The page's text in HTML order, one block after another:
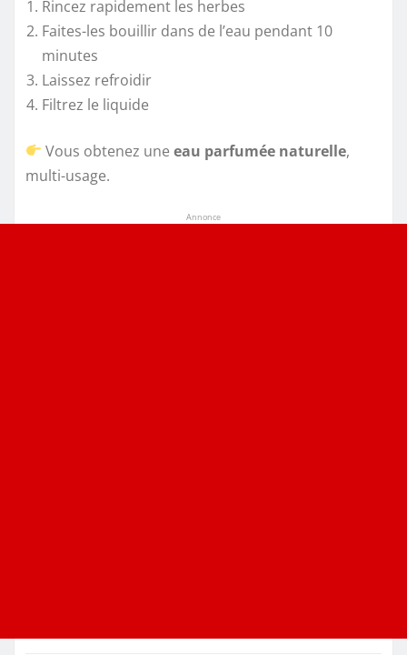
Rincez rapidement les herbes
Faites-les bouillir dans de l’eau pendant 10
minutes
Laissez refroidir
Filtrez le liquide
Vous obtenez uneeau parfumée naturelle,
multi-usage.
Annonce